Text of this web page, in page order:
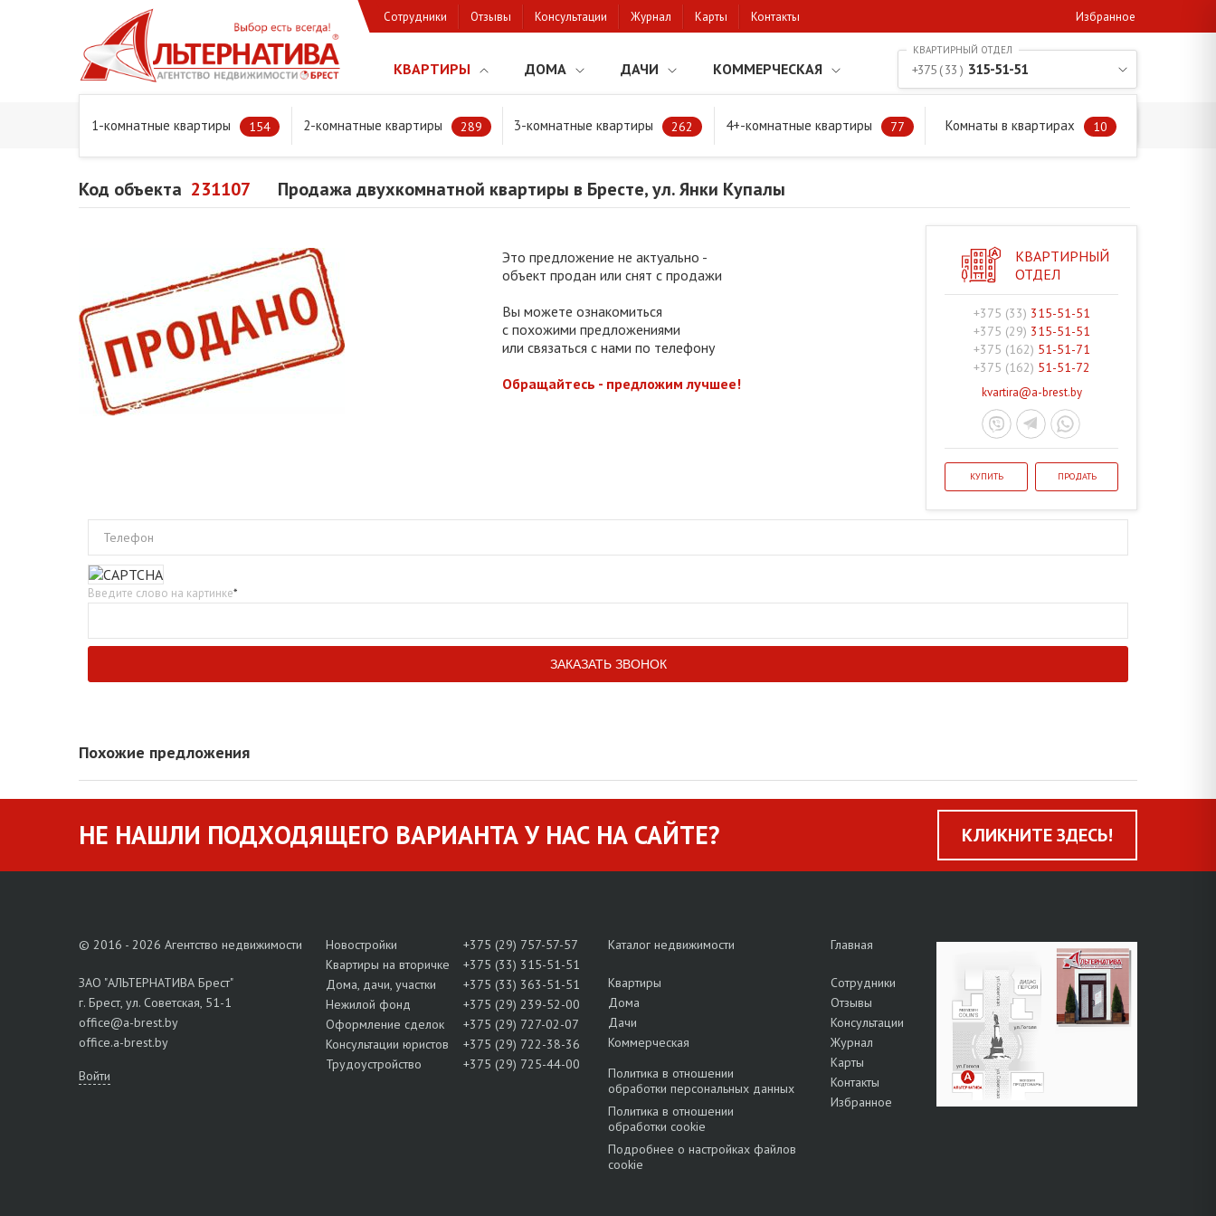
Сотрудники Отзывы Консультации Журнал Карты Контакты Избранное
КВАРТИРЫ ДОМА ДАЧИ КОММЕРЧЕСКАЯ
1-комнатные квартиры 154 2-комнатные квартиры 289 3-комнатные квартиры 262 4+-комнатные квартиры 77 Комнаты в квартирах 10
+375 ( 33 ) 315-51-51
Главная Предложения Квартиры Продажа двухкомнатной квартиры в Бресте, ул. Янки Купалы
Код объекта 231107 Продажа двухкомнатной квартиры в Бресте, ул. Янки Купалы
Это предложение не актуально -
объект продан или снят с продажи
Вы можете ознакомиться
с похожими предложениями
или связаться с нами по телефону
Обращайтесь - предложим лучшее!
КВАРТИРНЫЙ
ОТДЕЛ
+375 (33) 315-51-51
+375 (29) 315-51-51
+375 (162) 51-51-71
+375 (162) 51-51-72
kvartira@a-brest.by
КУПИТЬ ПРОДАТЬ
Телефон
Введите слово на картинке*
Похожие предложения
НЕ НАШЛИ ПОДХОДЯЩЕГО ВАРИАНТА У НАС НА САЙТЕ? КЛИКНИТЕ ЗДЕСЬ!
© 2016 - 2026 Агентство недвижимости
ЗАО "АЛЬТЕРНАТИВА Брест"
г. Брест, ул. Советская, 51-1
office@a-brest.by
office.a-brest.by
Войти
Новостройки
+375 (29) 757-57-57
Квартиры на вторичке
+375 (33) 315-51-51
Дома, дачи, участки
+375 (33) 363-51-51
Нежилой фонд
+375 (29) 239-52-00
Оформление сделок
+375 (29) 727-02-07
Консультации юристов
+375 (29) 722-38-36
Трудоустройство
+375 (29) 725-44-00
Каталог недвижимости
Квартиры
Дома
Дачи
Коммерческая
Политика в отношении
обработки персональных данных
Политика в отношении
обработки cookie
Подробнее о настройках файлов
cookie
Главная
Сотрудники
Отзывы
Консультации
Журнал
Карты
Контакты
Избранное